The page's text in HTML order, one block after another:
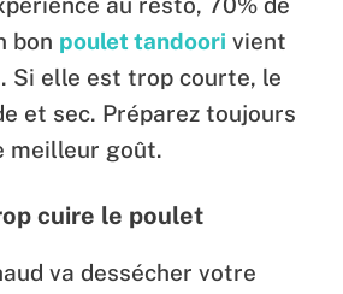
bon poulet tandoori vient
Si elle est trop courte, le
et sec. Préparez toujours
meilleur goût.
cuire le poulet
va dessécher votre